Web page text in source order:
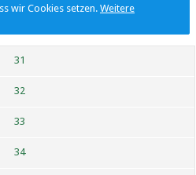
wir Cookies setzen. Weitere
31
32
33
34